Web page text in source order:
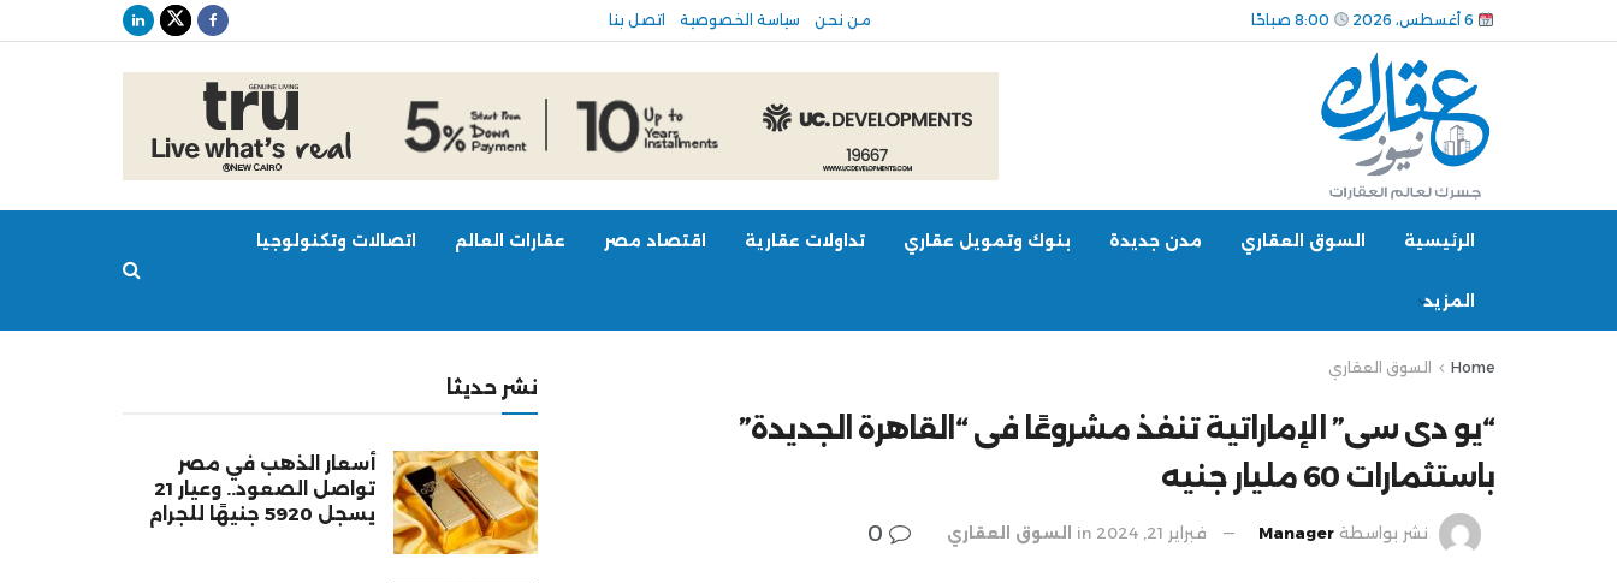
من نحن سياسة الخصوصية اتصل بنا
الرئيسية السوق العقاري مدن جديدة بنوك وتمويل عقاري تداولات عقارية اقتصاد مصر عقارات العالم اتصالات وتكنولوجيا
المزيد
Home السوق العقاري
“يو دى سى” الإماراتية تنفذ مشروعًا فى “القاهرة الجديدة”
باستثمارات 60 مليار جنيه
نشر بواسطة Manager فبراير 21, 2024 in السوق العقاري
نشر حديثا
أسعار الذهب في مصر
تواصل الصعود.. وعيار 21
يسجل 5920 جنيهًا للجرام